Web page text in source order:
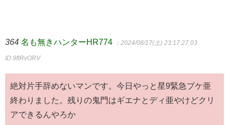
364 名も無きハンターHR774 ：2024/08/17(土) 23:17:27.03
ID:9flRvORV
絶対片手辞めないマンです。今日やっと星9緊急プケ亜
終わりました。残りの鬼門はギエナとディ亜やけどクリ
アできるんやろか